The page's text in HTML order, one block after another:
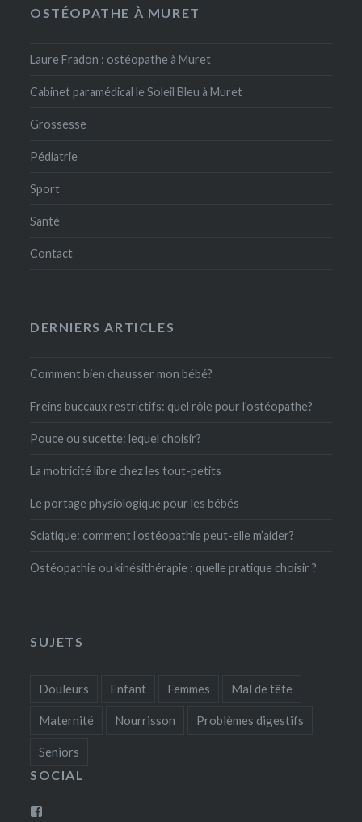
OSTÉOPATHE À MURET
Laure Fradon : ostéopathe à Muret
Cabinet paramédical le Soleil Bleu à Muret
Grossesse
Pédiatrie
Sport
Santé
Contact
DERNIERS ARTICLES
Comment bien chausser mon bébé?
Freins buccaux restrictifs: quel rôle pour l’ostéopathe?
Pouce ou sucette: lequel choisir?
La motricité libre chez les tout-petits
Le portage physiologique pour les bébés
Sciatique: comment l’ostéopathie peut-elle m’aider?
Ostéopathie ou kinésithérapie : quelle pratique choisir ?
SUJETS
Douleurs Enfant Femmes Mal de tête
Maternité Nourrisson Problèmes digestifs
Seniors
SOCIAL